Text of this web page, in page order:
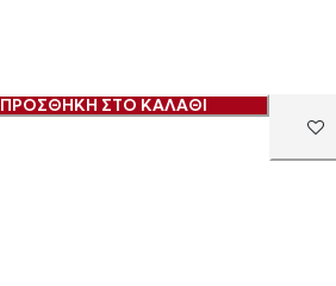
ΠΡΟΣΘΗΚΗ ΣΤΟ ΚΑΛΑΘΙ